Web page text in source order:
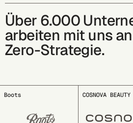
Über 6.000
arbeiten mit uns
Zero-Strategie.
COSNOVA BEAUTY deuter